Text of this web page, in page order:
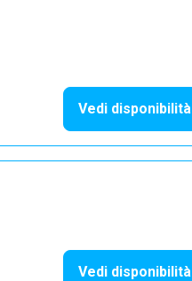
Vedi disponibilità
Vedi disponibilità